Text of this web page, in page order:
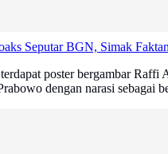
Seputar BGN, Simak
poster bergambar Raffi
dengan narasi sebagai